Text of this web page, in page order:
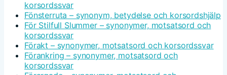
korsordssvar
Fönsterruta – synonym, betydelse och korsordshjälp
För Stilfull Slummer – synonymer, motsatsord och
korsordssvar
Förakt – synonymer, motsatsord och korsordssvar
Förankring – synonymer, motsatsord och
korsordssvar